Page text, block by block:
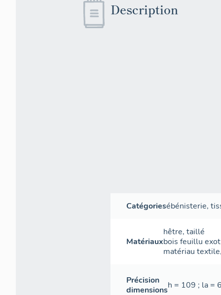
Description
Catégoriesébénisterie,
Matériaux
hêtre, taillé
bois feuillu
matériau textile
Précision
dimensionsh = 109 ; la =